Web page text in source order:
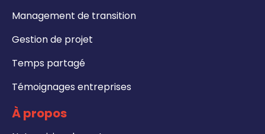
Management de transition
Gestion de projet
Temps partagé
Témoignages entreprises
À propos